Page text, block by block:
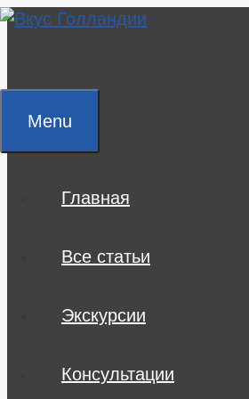
Skip
Menu
Главная
Все статьи
Экскурсии
Консультации